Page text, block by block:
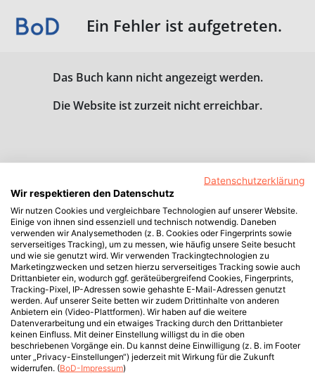
Ein Fehler ist aufgetreten.
Das Buch kann nicht angezeigt werden.
Die Website ist zurzeit nicht erreichbar.
Datenschutzerklärung
Wir respektieren den Datenschutz
Wir nutzen Cookies und vergleichbare Technologien auf unserer Website.
Einige von ihnen sind essenziell und technisch notwendig. Daneben
verwenden wir Analysemethoden (z. B. Cookies oder Fingerprints sowie
serverseitiges Tracking), um zu messen, wie häufig unsere Seite besucht
und wie sie genutzt wird. Wir verwenden Trackingtechnologien zu
Marketingzwecken und setzen hierzu serverseitiges Tracking sowie auch
Drittanbieter ein, wodurch ggf. geräteübergreifend Cookies, Fingerprints,
Tracking-Pixel, IP-Adressen sowie gehashte E-Mail-Adressen genutzt
werden. Auf unserer Seite betten wir zudem Drittinhalte von anderen
Anbietern ein (Video-Plattformen). Wir haben auf die weitere
Datenverarbeitung und ein etwaiges Tracking durch den Drittanbieter
keinen Einfluss. Mit deiner Einstellung willigst du in die oben
beschriebenen Vorgänge ein. Du kannst deine Einwilligung (z. B. im Footer
unter „Privacy-Einstellungen“) jederzeit mit Wirkung für die Zukunft
widerrufen. (BoD-Impressum)